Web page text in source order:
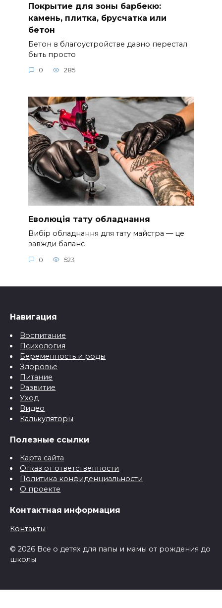
Покрытие для зоны барбекю:
камень, плитка, брусчатка или
бетон
Бетон в благоустройстве давно перестал
быть просто
0 285
Еволюція тату обладнання
Вибір обладнання для тату майстра — це
завжди баланс
0 523
Навигация
Воспитание
Психология
Беременность и роды
Здоровье
Питание
Развитие
Уход
Видео
Калькуляторы
Полезные ссылки
Карта сайта
Отказ от ответственности
Политика конфиденциальности
О проекте
Контактная информация
Контакты
© 2026 Все о детях для папы и мамы от рождения до
школы